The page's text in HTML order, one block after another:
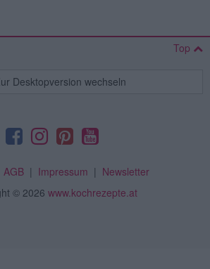
Top
Desktopversion wechseln
AGB| Impressum | Newsletter
© 2026 www.kochrezepte.at